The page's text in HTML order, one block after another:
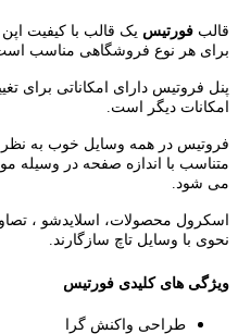
فورتیسیک قالب با کیفیت اپن
هر نوع فروشگاهی مناسب است.
فروتیس دارای امکاناتی برای
دیگر است.
در همه وسایل خوب به نظر
با اندازه صفحه در وسیله مورد
شود.
محصولات، اسلایدشو ،
با وسایل تاچ سازگارند.
های کلیدی فورتیس
طراحی واکنش گرا